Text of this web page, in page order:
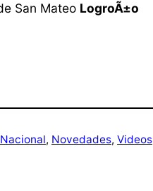
San Mateo LogroÃ±o
Nacional, Novedades, Videos